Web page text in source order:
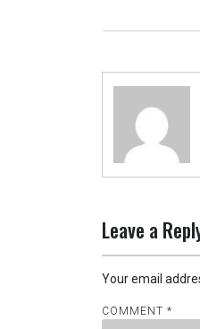
m
g
Leave a
Your email
COMMENT *